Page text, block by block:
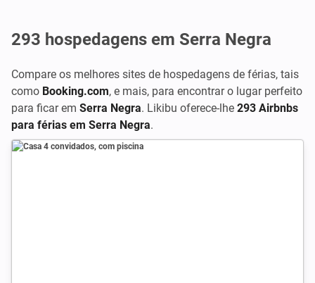
293 hospedagens em Serra Negra
Compare os melhores sites de hospedagens de férias, tais
como Booking.com, e mais, para encontrar o lugar perfeito
para ficar em Serra Negra. Likibu oferece-lhe 293 Airbnbs
para férias em Serra Negra.